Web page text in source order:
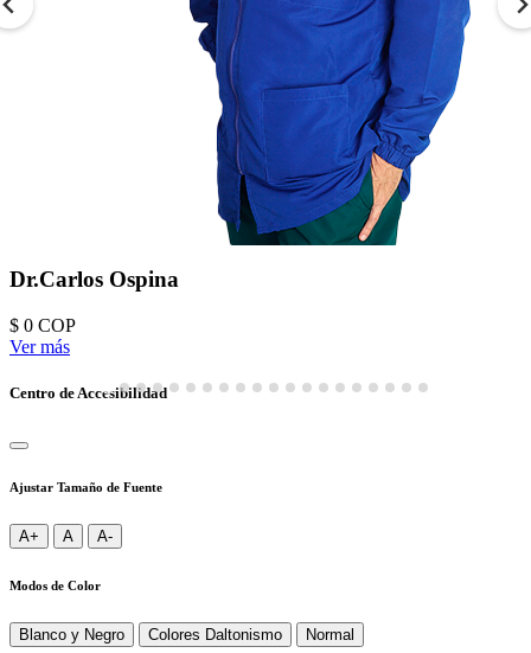
Dr.Carlos Ospina
$ 0 COP
Ver más
Centro de Accesibilidad
Ajustar Tamaño de Fuente
A+ A A-
Modos de Color
Blanco y Negro Colores Daltonismo Normal